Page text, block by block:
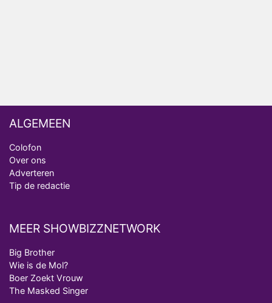
ALGEMEEN
Colofon
Over ons
Adverteren
Tip de redactie
MEER SHOWBIZZNETWORK
Big Brother
Wie is de Mol?
Boer Zoekt Vrouw
The Masked Singer